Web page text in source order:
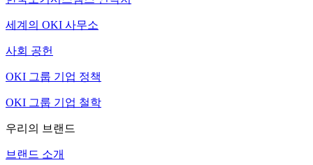
세계의 OKI 사무소
사회 공헌
OKI 그룹 기업 정책
OKI 그룹 기업 철학
우리의 브랜드
브랜드 소개